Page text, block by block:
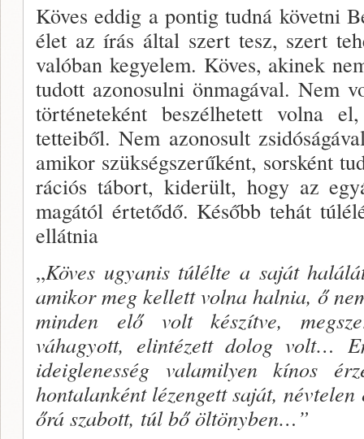
Köves eddig a pontig tudná követni
élet az írás által szert tesz, szert
valóban kegyelem. Köves, akinek
tudott azonosulni önmagá­val. Nem
történeteként beszélhetett volna
tetteiből. Nem azonosult
amikor szükségszerűként, sorsként
rációs tábort, kiderült, hogy az
magától értető­dő. Később tehát
ellátnia
„Köves ugyanis túlélte a saját
amikor meg kellett volna halnia, ő
minden elő volt ké­szítve,
váhagyott, elintézett dolog volt…
ideiglenesség valamilyen kínos
hontalanként lézengett saját,
őrá szabott, túl bő öltönyben…”